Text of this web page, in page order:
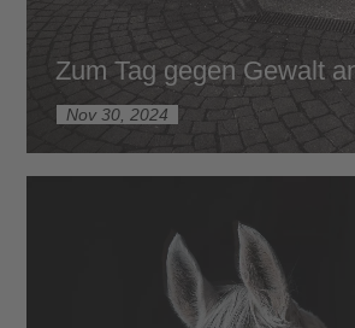
Zum Tag gegen Gewalt
Nov 30, 2024